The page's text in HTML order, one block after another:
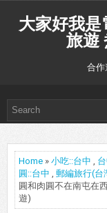
大家好我
旅遊
合作
Home » 小吃::台中 ,
圓::台中 , 郵編旅行(台
圓和肉圓不在南屯在
遊)